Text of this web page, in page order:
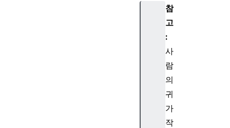
참
고
:
사
람
의
귀
가
작
r